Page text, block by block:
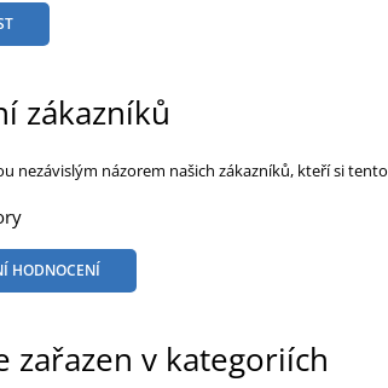
zákazníků
nezávislým názorem našich zákazníků, kteří si
HODNOCENÍ
zařazen v kategoriích